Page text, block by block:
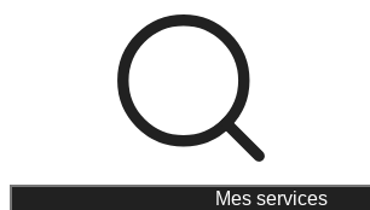
Mes services